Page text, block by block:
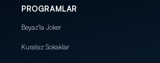
PROGRAMLAR
Beyaz'la Joker
Kuralsız Sokaklar